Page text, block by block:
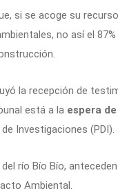
si se acoge su
no así el 87%
la recepción de
está a la espera
Investigaciones (PDI).
del río Bío Bío,
Ambiental.